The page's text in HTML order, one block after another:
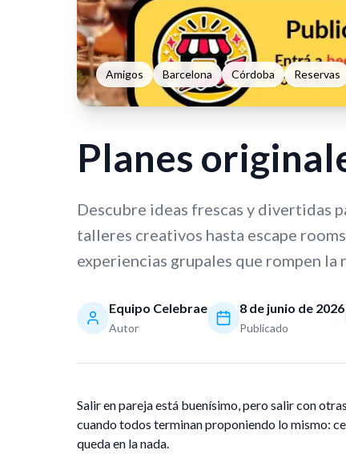
Amigos Barcelona Córdoba Reservas
Planes
Descubre ideas frescas y divertidas
talleres creativos hasta escape
experiencias grupales que rompen la
Equipo Celebrae
Autor
8 de junio de 2026
Publicado
Salir en pareja está buenísimo, pero salir con
cuando todos terminan proponiendo lo mismo:
queda en la nada.